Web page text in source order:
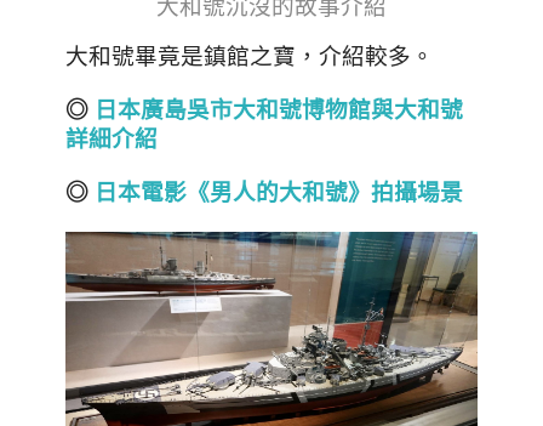
大和號沉沒的故事介紹
大和號畢竟是鎮館之寶，介紹較多。
◎ 日本廣島吳市大和號博物館與大和號
詳細介紹
◎ 日本電影《男人的大和號》拍攝場景